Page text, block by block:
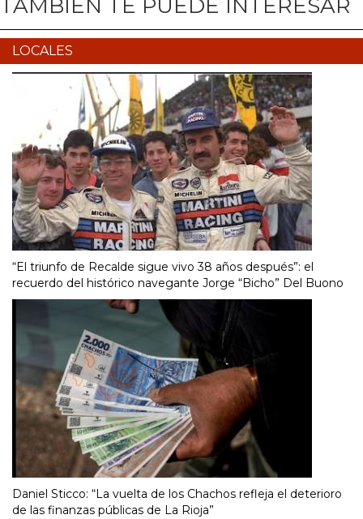
TAMBIÉN TE PUEDE INTERESAR
LOCALES
“El triunfo de Recalde sigue vivo 38 años después”: el
recuerdo del histórico navegante Jorge “Bicho” Del Buono
Daniel Sticco: “La vuelta de los Chachos refleja el deterioro
de las finanzas públicas de La Rioja”